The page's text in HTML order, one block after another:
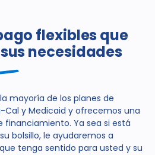
flexibles que
necesidades
mayoría de los planes de
Cal y Medicaid y ofrecemos una
financiamiento. Ya sea si está
bolsillo, le ayudaremos a
tenga sentido para usted y su